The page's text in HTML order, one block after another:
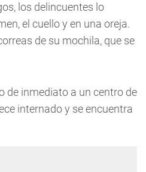
los delincuentes lo
el cuello y en una oreja.
de su mochila, que se
de inmediato a un centro de
internado y se encuentra